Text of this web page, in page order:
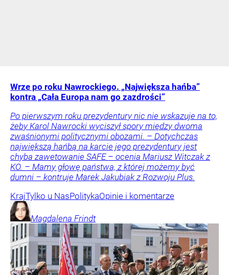
Wrze po roku Nawrockiego. „Największa hańba”
kontra „Cała Europa nam go zazdrości”
Po pierwszym roku prezydentury nic nie wskazuje na to,
żeby Karol Nawrocki wyciszył spory między dwoma
zwaśnionymi politycznymi obozami. – Dotychczas
największą hańbą na karcie jego prezydentury jest
chyba zawetowanie SAFE – ocenia Mariusz Witczak z
KO. – Mamy głowę państwa, z której możemy być
dumni – kontruje Marek Jakubiak z Rozwoju Plus.
KrajTylko u NasPolitykaOpinie i komentarze
Magdalena Frindt